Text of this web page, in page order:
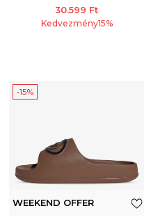
30.599 Ft
Kedvezmény15%
-15%
WEEKEND OFFER